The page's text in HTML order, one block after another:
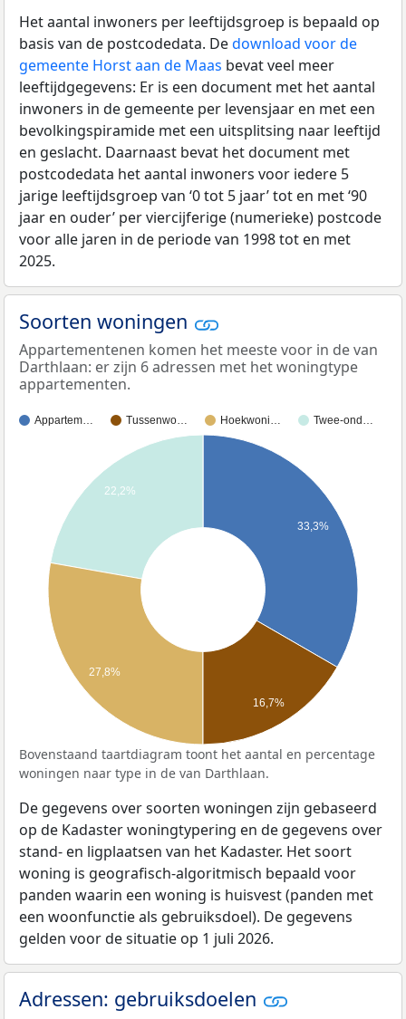
Het aantal inwoners per leeftijdsgroep is bepaald op
basis van de postcodedata. Dedownload voor de
gemeente Horst aan de Maas bevat veel meer
leeftijdgegevens: Er is een document met het aantal
inwoners in de gemeente per levensjaar en met een
bevolkingspiramide met een uitsplitsing naar leeftijd
en geslacht. Daarnaast bevat het document met
postcodedata het aantal inwoners voor iedere 5
jarige leeftijdsgroep van ‘0 tot 5 jaar’ tot en met ‘90
jaar en ouder’ per viercijferige (numerieke) postcode
voor alle jaren in de periode van 1998 tot en met
2025.
Soorten woningen
Appartementenen komen het meeste voor in de van
Darthlaan: er zijn 6 adressen met het woningtype
appartementen.
Appartem… Tussenwo… Hoekwoni… Twee-ond…
33,3%
22,2%
27,8%
16,7%
Bovenstaand taartdiagram toont het aantal en percentage
woningen naar type in de van Darthlaan.
De gegevens over soorten woningen zijn gebaseerd
op de Kadaster woningtypering en de gegevens over
stand- en ligplaatsen van het Kadaster. Het soort
woning is geografisch-algoritmisch bepaald voor
panden waarin een woning is huisvest (panden met
een woonfunctie als gebruiksdoel). De gegevens
gelden voor de situatie op 1 juli 2026.
Adressen: gebruiksdoelen